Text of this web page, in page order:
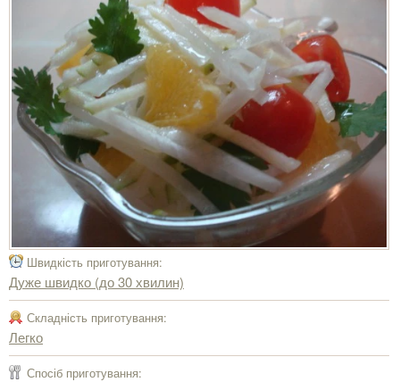
Швидкість приготування:
Дуже швидко (до 30 хвилин)
Складність приготування:
Легко
Спосіб приготування: